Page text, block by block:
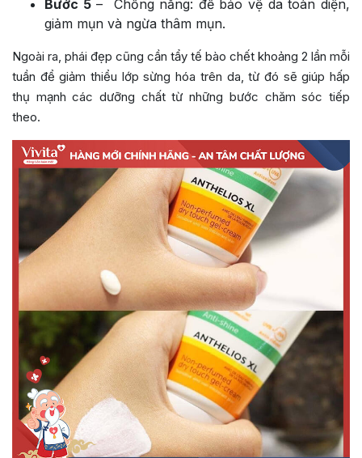
Bước 5– Chống nắng: để bảo vệ da toàn diện,
giảm mụn và ngừa thâm mụn.
Ngoài ra, phái đẹp cũng cần tẩy tế bào chết khoảng 2 lần mỗi
tuần để giảm thiểu lớp sừng hóa trên da, từ đó sẽ giúp hấp
thụ mạnh các dưỡng chất từ những bước chăm sóc tiếp
theo.